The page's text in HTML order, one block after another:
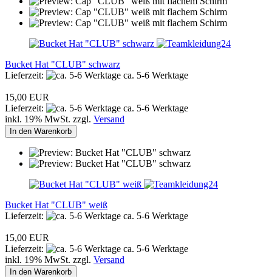
Bucket Hat "CLUB" schwarz
Lieferzeit:
ca. 5-6 Werktage
15,00 EUR
Lieferzeit:
ca. 5-6 Werktage
inkl. 19% MwSt. zzgl. Versand
In den Warenkorb
Bucket Hat "CLUB" weiß
Lieferzeit:
ca. 5-6 Werktage
15,00 EUR
Lieferzeit:
ca. 5-6 Werktage
inkl. 19% MwSt. zzgl. Versand
In den Warenkorb